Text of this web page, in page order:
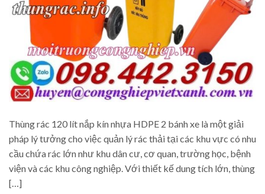
Thùng rác 120 lít nắp kín nhựa HDPE 2 bánh xe là một giải
pháp lý tưởng cho việc quản lý rác thải tại các khu vực có nhu
cầu chứa rác lớn như khu dân cư, cơ quan, trường học, bệnh
viện và các khu công nghiệp. Với thiết kế dung tích lớn, thùng
[…]